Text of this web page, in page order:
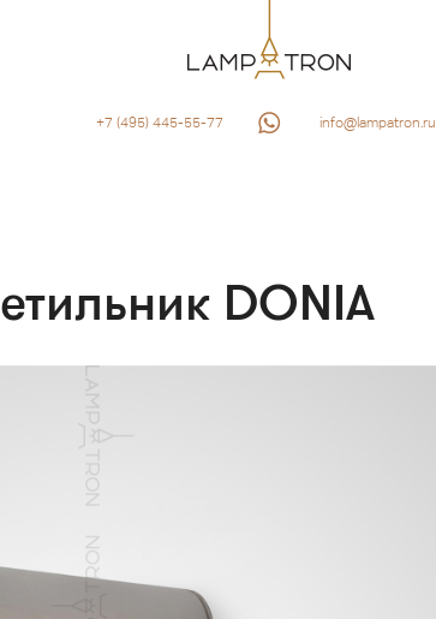
+7 (495) 445-55-77 info@lampatron.ru
DONIA